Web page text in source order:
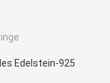
Edelstein-925